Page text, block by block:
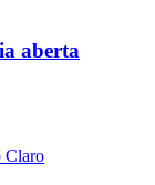
aberta